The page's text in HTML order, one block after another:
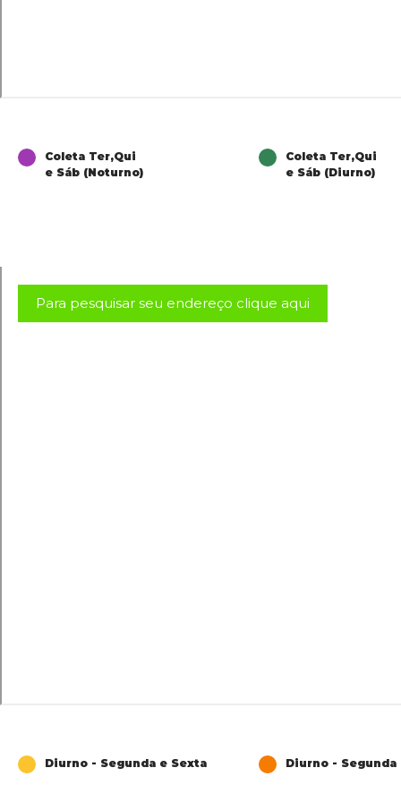
Coleta Ter,Qui
e Sáb (Noturno)
Coleta Ter,Qui
e Sáb (Diurno)
Para pesquisar seu endereço clique aqui
Diurno - Segunda e Sexta Diurno - Segunda